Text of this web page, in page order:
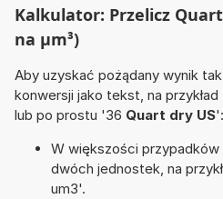
Kalkulator: Przelicz
na µm³)
Aby uzyskać pożądany wynik
konwersji jako tekst, na
lub po prostu '36 Quart dry US':
W większości
dwóch jednostek, na
um3'.